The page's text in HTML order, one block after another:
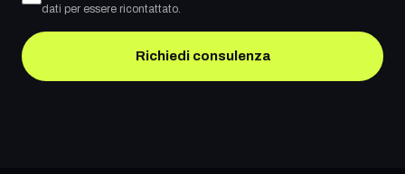
Richiedi consulenza
dati per essere ricontattato.